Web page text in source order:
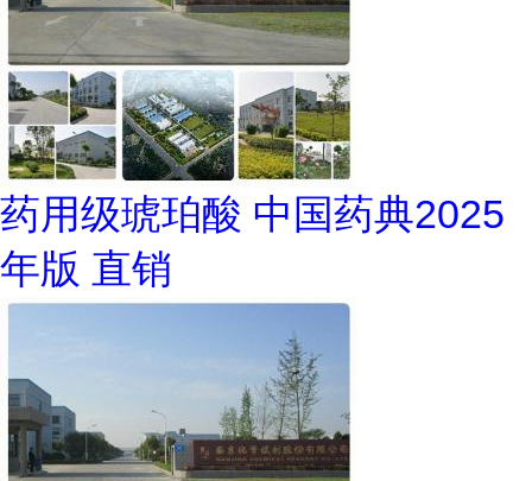
药用级琥珀酸 中国药典2025
年版 直销